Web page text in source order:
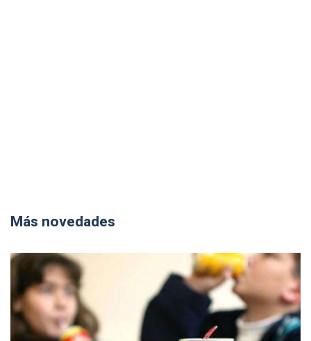
Más novedades